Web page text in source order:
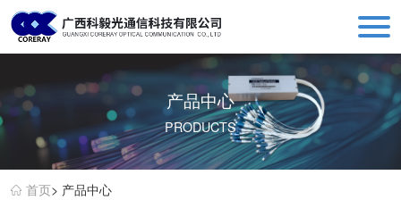
科毅光通信 - 光开关器件与设备生产销售厂商
产品中心
PRODUCTS
首页> 产品中心